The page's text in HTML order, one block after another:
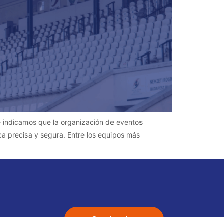
que la organización de eventos
precisa y segura. Entre los equipos más